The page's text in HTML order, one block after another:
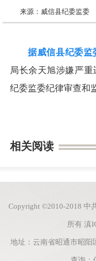
来源：威信县纪委监委
据威信县纪委监
局长余天旭涉嫌严
纪委监委纪律审查和
相关阅读
Copyright ©2010-2018 中
所有 滇
地址：云南省昭通市昭